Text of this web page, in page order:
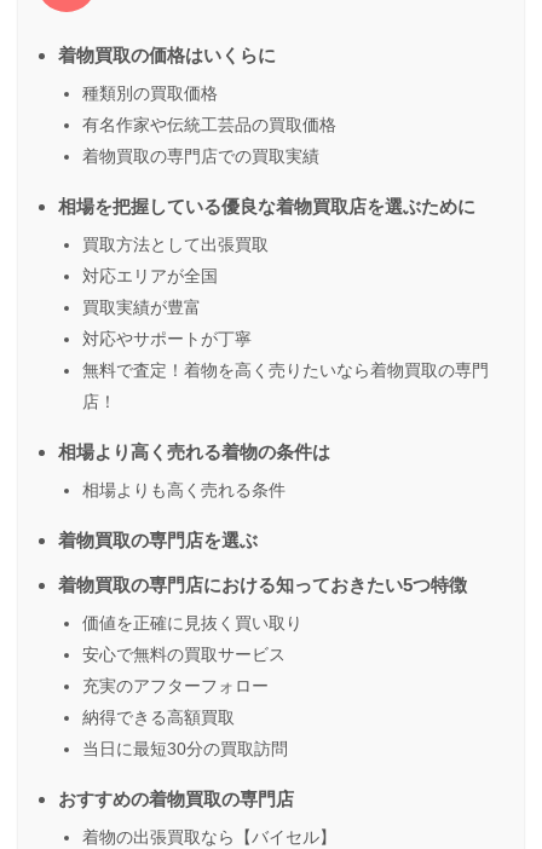
着物買取の価格はいくらに
種類別の買取価格
有名作家や伝統工芸品の買取価格
着物買取の専門店での買取実績
相場を把握している優良な着物買取店を選ぶために
買取方法として出張買取
対応エリアが全国
買取実績が豊富
対応やサポートが丁寧
無料で査定！着物を高く売りたいなら着物買取の専門
店！
相場より高く売れる着物の条件は
相場よりも高く売れる条件
着物買取の専門店を選ぶ
着物買取の専門店における知っておきたい5つ特徴
価値を正確に見抜く買い取り
安心で無料の買取サービス
充実のアフターフォロー
納得できる高額買取
当日に最短30分の買取訪問
おすすめの着物買取の専門店
着物の出張買取なら【バイセル】